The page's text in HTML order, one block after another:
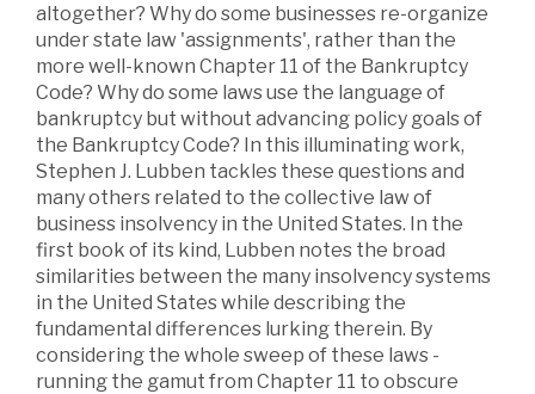
altogether? Why do some businesses re-organize
under state law 'assignments', rather than the
more well-known Chapter 11 of the Bankruptcy
Code? Why do some laws use the language of
bankruptcy but without advancing policy goals of
the Bankruptcy Code? In this illuminating work,
Stephen J. Lubben tackles these questions and
many others related to the collective law of
business insolvency in the United States. In the
first book of its kind, Lubben notes the broad
similarities between the many insolvency systems
in the United States while describing the
fundamental differences lurking therein. By
considering the whole sweep of these laws -
running the gamut from Chapter 11 to obscure